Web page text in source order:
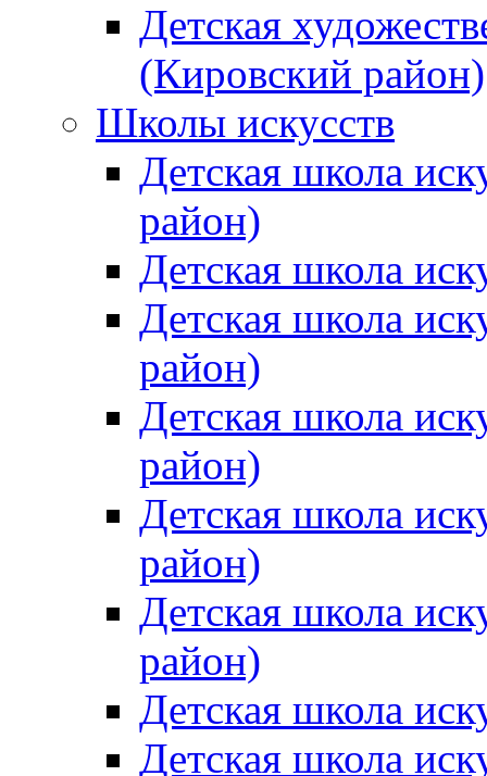
Детская
(Кировский район)
Школы искусств
Детская школа
район)
Детская школа
Детская школа
район)
Детская школа
район)
Детская школа
район)
Детская школа
район)
Детская школа
Детская школа